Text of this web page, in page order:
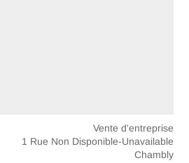
Vente d'entreprise
1 Rue Non Disponible-Unavailable
Chambly